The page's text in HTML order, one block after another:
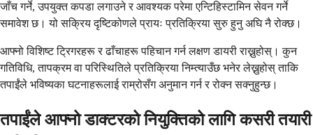
जाँच गर्ने, उपयुक्त कपडा लगाउने र आवश्यक परेमा एन्टिहिस्टामिन सेवन गर्ने
समावेश छ। यो सक्रिय दृष्टिकोणले प्रायः प्रतिक्रिया सुरु हुनु अघि नै रोक्छ।
आफ्नो विशिष्ट ट्रिगरहरू र ढाँचाहरू पहिचान गर्न लक्षण डायरी राख्नुहोस्। कुन
गतिविधि, तापक्रम वा परिस्थितिले प्रतिक्रिया निम्त्याउँछ भनेर लेख्नुहोस् ताकि
तपाईंले भविष्यका घटनाहरूलाई राम्रोसँग अनुमान गर्न र रोक्न सक्नुहुन्छ।
तपाईंले आफ्नो डाक्टरको नियुक्तिको लागि कसरी तयारी